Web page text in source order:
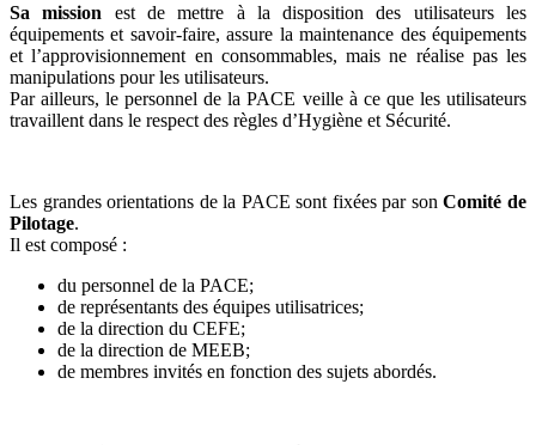
Sa mission est de mettre à la disposition des utilisateurs les
équipements et savoir-faire, assure la maintenance des équipements
et l’approvisionnement en consommables, mais ne réalise pas les
manipulations pour les utilisateurs.
Par ailleurs, le personnel de la PACE veille à ce que les utilisateurs
travaillent dans le respect des règles d’Hygiène et Sécurité.
Les grandes orientations de la PACE sont fixées par sonComité de
Pilotage.
Il est composé :
du personnel de la PACE;
de représentants des équipes utilisatrices;
de la direction du CEFE;
de la direction de MEEB;
de membres invités en fonction des sujets abordés.